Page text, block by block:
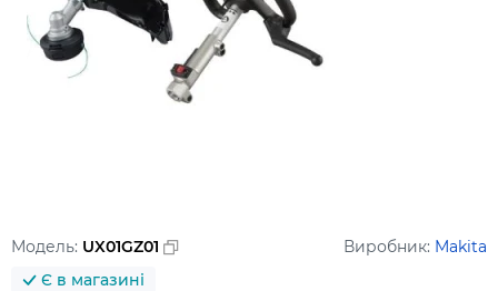
Модель: UX01GZ01 Виробник: Makita
Є в магазині